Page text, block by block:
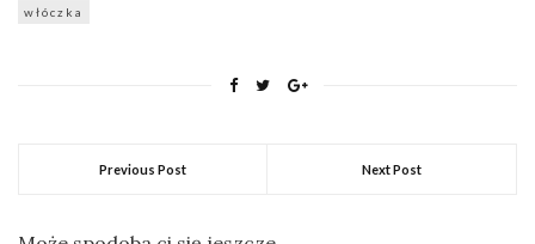
włóczka
Previous Post Next Post